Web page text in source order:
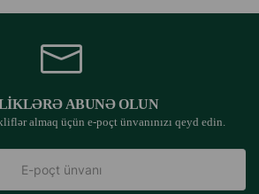
ABUNƏ OLUN
almaq üçün e-poçt ünvanınızı qeyd edin.